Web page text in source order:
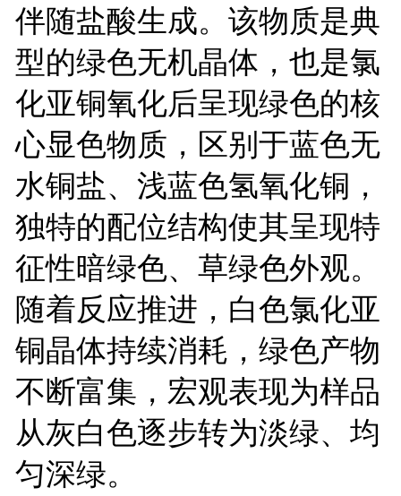
伴随盐酸生成。该物质是典
型的绿色无机晶体，也是氯
化亚铜氧化后呈现绿色的核
心显色物质，区别于蓝色无
水铜盐、浅蓝色氢氧化铜，
独特的配位结构使其呈现特
征性暗绿色、草绿色外观。
随着反应推进，白色氯化亚
铜晶体持续消耗，绿色产物
不断富集，宏观表现为样品
从灰白色逐步转为淡绿、均
匀深绿。